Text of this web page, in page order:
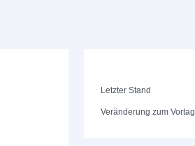
Letzter Stand
Veränderung zum Vortag